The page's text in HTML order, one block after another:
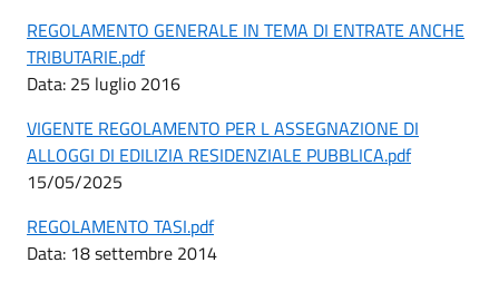
REGOLAMENTO GENERALE IN TEMA DI ENTRATE ANCHE
TRIBUTARIE.pdf
Data: 25 luglio 2016
VIGENTE REGOLAMENTO PER L ASSEGNAZIONE DI
ALLOGGI DI EDILIZIA RESIDENZIALE PUBBLICA.pdf
15/05/2025
REGOLAMENTO TASI.pdf
Data: 18 settembre 2014